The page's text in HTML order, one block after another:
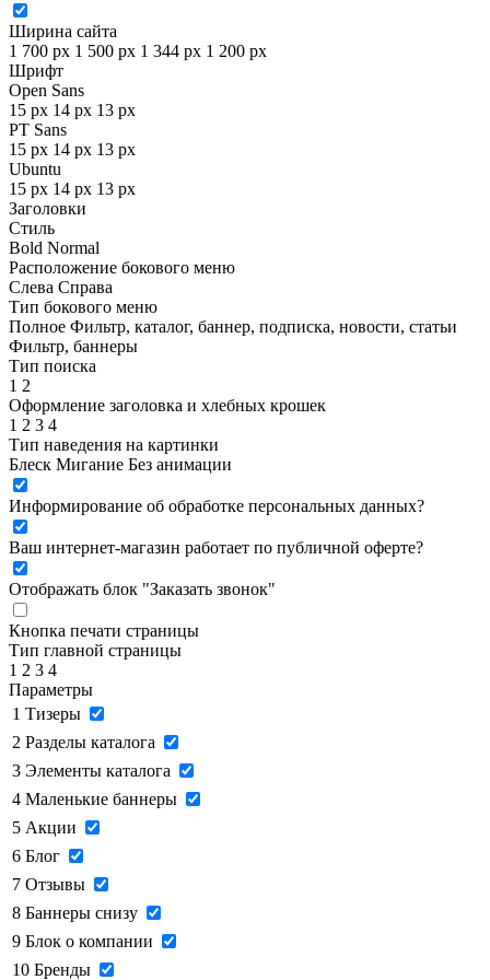
Ширина сайта
1 700 px 1 500 px 1 344 px 1 200 px
Шрифт
Open Sans
15 px 14 px 13 px
PT Sans
15 px 14 px 13 px
Ubuntu
15 px 14 px 13 px
Заголовки
Стиль
Bold Normal
Расположение бокового меню
Слева Справа
Тип бокового меню
Полное Фильтр, каталог, баннер, подписка, новости, статьи
Фильтр, баннеры
Тип поиска
1 2
Оформление заголовка и хлебных крошек
1 2 3 4
Тип наведения на картинки
Блеск Мигание Без анимации
Информирование об обработке персональных данных?
Ваш интернет-магазин работает по публичной оферте?
Отображать блок "Заказать звонок"
Кнопка печати страницы
Тип главной страницы
1 2 3 4
Параметры
1 Тизеры
2 Разделы каталога
3 Элементы каталога
4 Маленькие баннеры
5 Акции
6 Блог
7 Отзывы
8 Баннеры снизу
9 Блок о компании
10 Бренды